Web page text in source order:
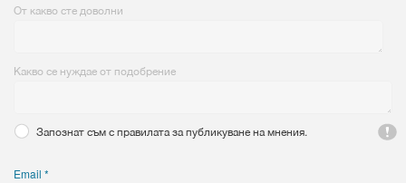
От какво сте доволни
Какво се нуждае от подобрение
Запознат съм с правилата за публикуване на мнения.
Email *